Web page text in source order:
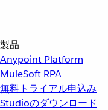
製品
Anypoint Platform
MuleSoft RPA
無料トライアル申込み
Studioのダウンロード